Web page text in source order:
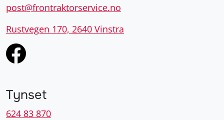
post@frontraktorservice.no
Rustvegen 170, 2640 Vinstra
Tynset
624 83 870